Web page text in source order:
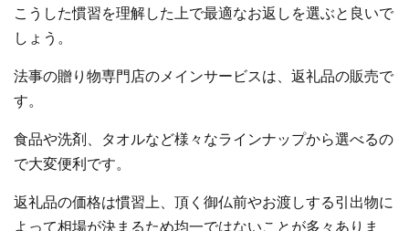
こうした慣習を理解した上で最適なお返しを選ぶと良いで
しょう。
法事の贈り物専門店のメインサービスは、返礼品の販売で
す。
食品や洗剤、タオルなど様々なラインナップから選べるの
で大変便利です。
返礼品の価格は慣習上、頂く御仏前やお渡しする引出物に
よって相場が決まるため均一ではないことが多々ありま